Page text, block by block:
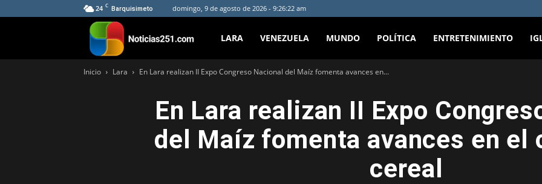
24 C Barquisimeto domingo, 9 de agosto de 2026 - 9:26:22 am
Noticias251
LARA VENEZUELA MUNDO POLÍTICA ENTRETENIMIENTO
Inicio Lara En Lara realizan II Expo Congreso Nacional del Maíz fomenta avances en...
En Lara realizan II Expo
del Maíz fomenta avances en el
cereal